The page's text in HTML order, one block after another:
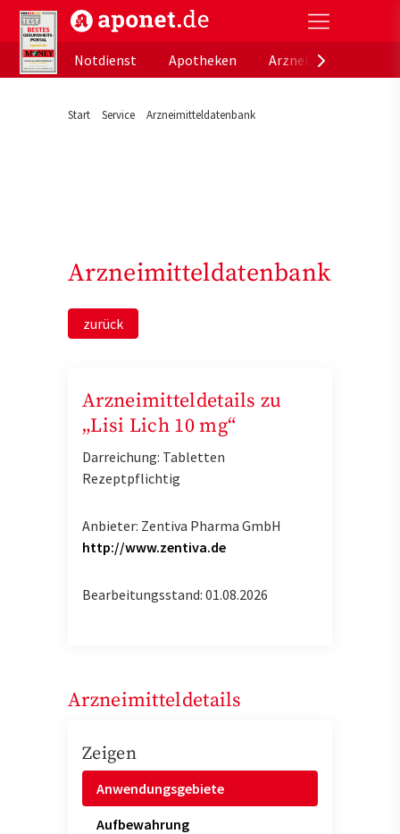
aponet.de - Das offizielle Gesundheitsportal der
Notdienst
Apotheken
Start Service Arzneimitteldatenbank
Arzneimitteldatenbank
zurück
Arzneimitteldetails zu
„Lisi Lich 10 mg“
Darreichung: Tabletten
Rezeptpflichtig
Anbieter: Zentiva Pharma GmbH
http://www.zentiva.de
Bearbeitungsstand: 01.08.2026
Arzneimitteldetails
Zeigen
Anwendungsgebiete
Aufbewahrung